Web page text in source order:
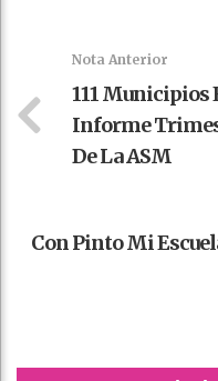
Nota Anterior
111 Municipios
Informe
De La ASM
Con Pinto Mi